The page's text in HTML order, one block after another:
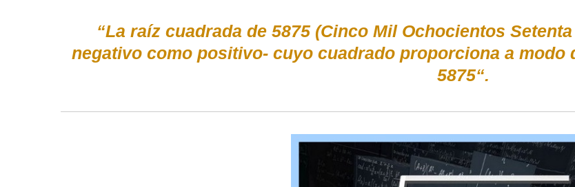
“La raíz cuadrada de 5875 (Cinco Mil Ochocientos
negativo como positivo- cuyo cuadrado proporciona a
5875“.